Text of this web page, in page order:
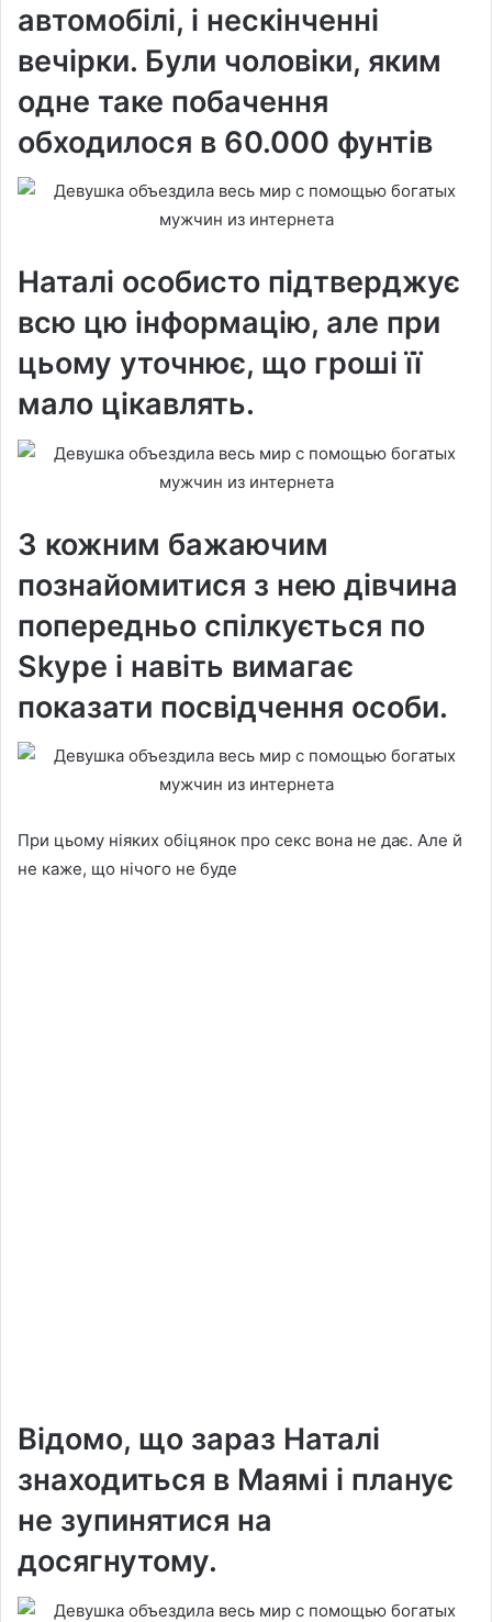
автомобілі, і нескінченні
вечірки. Були чоловіки, яким
одне таке побачення
обходилося в 60.000 фунтів
Наталі особисто підтверджує
всю цю інформацію, але при
цьому уточнює, що гроші її
мало цікавлять.
З кожним бажаючим
познайомитися з нею дівчина
попередньо спілкується по
Skype і навіть вимагає
показати посвідчення особи.
При цьому ніяких обіцянок про секс вона не дає. Але й
не каже, що нічого не буде
Відомо, що зараз Наталі
знаходиться в Маямі і планує
не зупинятися на
досягнутому.